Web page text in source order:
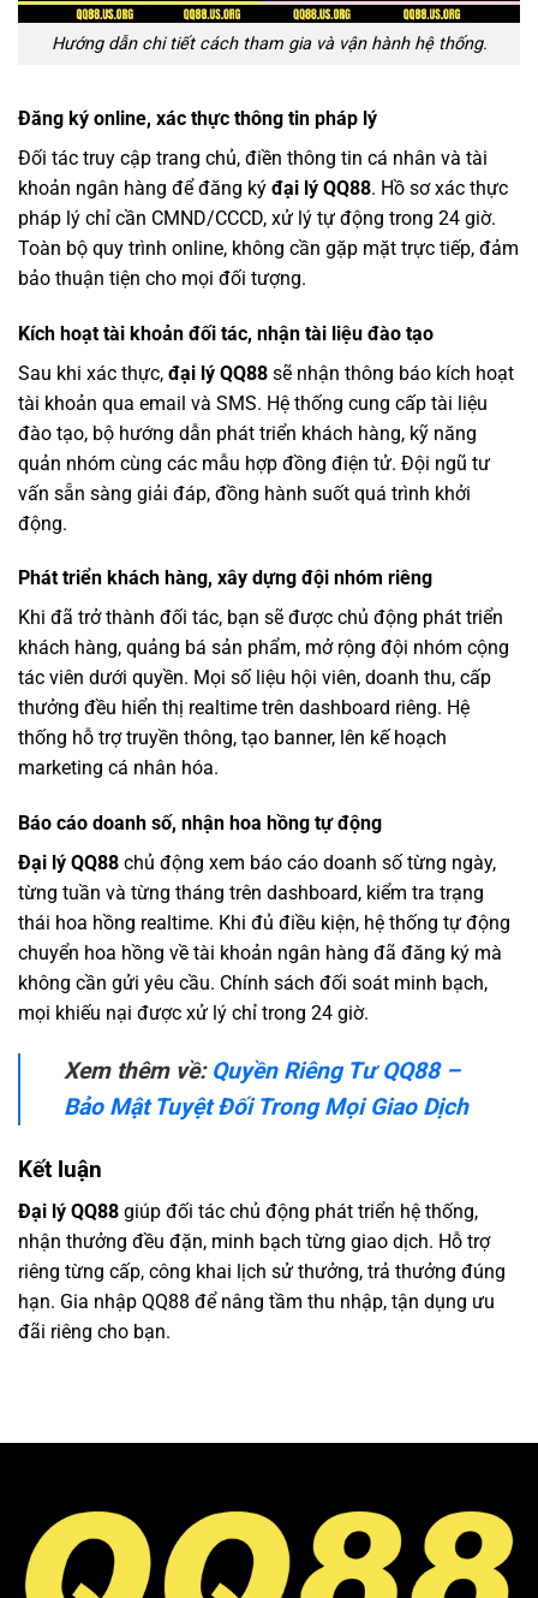
Hướng dẫn chi tiết cách tham gia và vận hành hệ thống.
Đăng ký online, xác thực thông tin pháp lý
Đối tác truy cập trang chủ, điền thông tin cá nhân và tài
khoản ngân hàng để đăng ký đại lý QQ88. Hồ sơ xác thực
pháp lý chỉ cần CMND/CCCD, xử lý tự động trong 24 giờ.
Toàn bộ quy trình online, không cần gặp mặt trực tiếp, đảm
bảo thuận tiện cho mọi đối tượng.
Kích hoạt tài khoản đối tác, nhận tài liệu đào tạo
Sau khi xác thực, đại lý QQ88 sẽ nhận thông báo kích hoạt
tài khoản qua email và SMS. Hệ thống cung cấp tài liệu
đào tạo, bộ hướng dẫn phát triển khách hàng, kỹ năng
quản nhóm cùng các mẫu hợp đồng điện tử. Đội ngũ tư
vấn sẵn sàng giải đáp, đồng hành suốt quá trình khởi
động.
Phát triển khách hàng, xây dựng đội nhóm riêng
Khi đã trở thành đối tác, bạn sẽ được chủ động phát triển
khách hàng, quảng bá sản phẩm, mở rộng đội nhóm cộng
tác viên dưới quyền. Mọi số liệu hội viên, doanh thu, cấp
thưởng đều hiển thị realtime trên dashboard riêng. Hệ
thống hỗ trợ truyền thông, tạo banner, lên kế hoạch
marketing cá nhân hóa.
Báo cáo doanh số, nhận hoa hồng tự động
Đại lý QQ88 chủ động xem báo cáo doanh số từng ngày,
từng tuần và từng tháng trên dashboard, kiểm tra trạng
thái hoa hồng realtime. Khi đủ điều kiện, hệ thống tự động
chuyển hoa hồng về tài khoản ngân hàng đã đăng ký mà
không cần gửi yêu cầu. Chính sách đối soát minh bạch,
mọi khiếu nại được xử lý chỉ trong 24 giờ.
Xem thêm về: Quyền Riêng Tư QQ88 –
Bảo Mật Tuyệt Đối Trong Mọi Giao Dịch
Kết luận
Đại lý QQ88 giúp đối tác chủ động phát triển hệ thống,
nhận thưởng đều đặn, minh bạch từng giao dịch. Hỗ trợ
riêng từng cấp, công khai lịch sử thưởng, trả thưởng đúng
hạn. Gia nhập QQ88 để nâng tầm thu nhập, tận dụng ưu
đãi riêng cho bạn.